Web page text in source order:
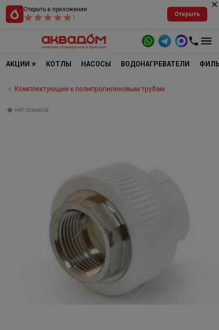
Открыть в приложении
1
Открыть
АКЦИИ ⭐ КОТЛЫ НАСОСЫ ВОДОНАГРЕВАТЕЛИ
Комплектующие к полипропиленовым трубам
нет отзывов